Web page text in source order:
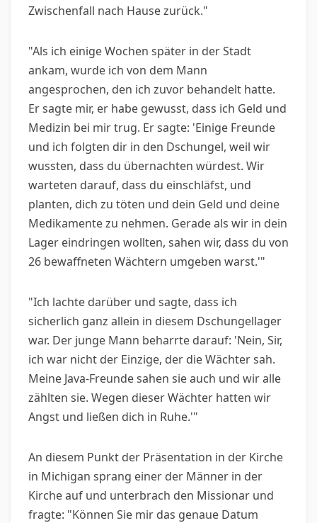
Zwischenfall nach Hause zurück."
"Als ich einige Wochen später in der Stadt
ankam, wurde ich von dem Mann
angesprochen, den ich zuvor behandelt hatte.
Er sagte mir, er habe gewusst, dass ich Geld und
Medizin bei mir trug. Er sagte: 'Einige Freunde
und ich folgten dir in den Dschungel, weil wir
wussten, dass du übernachten würdest. Wir
warteten darauf, dass du einschläfst, und
planten, dich zu töten und dein Geld und deine
Medikamente zu nehmen. Gerade als wir in dein
Lager eindringen wollten, sahen wir, dass du von
26 bewaffneten Wächtern umgeben warst.'"
"Ich lachte darüber und sagte, dass ich
sicherlich ganz allein in diesem Dschungellager
war. Der junge Mann beharrte darauf: 'Nein, Sir,
ich war nicht der Einzige, der die Wächter sah.
Meine Java-Freunde sahen sie auch und wir alle
zählten sie. Wegen dieser Wächter hatten wir
Angst und ließen dich in Ruhe.'"
An diesem Punkt der Präsentation in der Kirche
in Michigan sprang einer der Männer in der
Kirche auf und unterbrach den Missionar und
fragte: "Können Sie mir das genaue Datum